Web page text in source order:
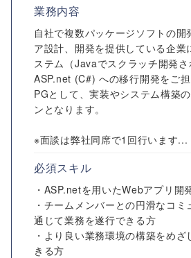
業務内容
自社で複数パッケージソフトの開
ア設計、開発を提供している企業
ステム（Javaでスクラッチ開発さ
ASP.net (C#) への移行開発をご担
PGとして、実装やシステム構築
ンとなります。
※面談は弊社同席で1回行います...
必須スキル
・ASP.netを用いたWebアプリ開
・チームメンバーとの円滑なコ
通じて業務を遂行できる方
・より良い業務環境の構築をめ
きる方